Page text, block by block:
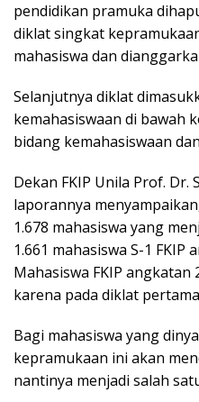
pendidikan pramuka
diklat singkat
mahasiswa dan
Selanjutnya diklat
kemahasiswaan di bawah
bidang kemahasiswaan
Dekan FKIP Unila Prof. Dr.
laporannya
1.678 mahasiswa yang
1.661 mahasiswa S-1 FKIP
Mahasiswa FKIP
karena pada diklat
Bagi mahasiswa yang
kepramukaan ini akan
nantinya menjadi salah